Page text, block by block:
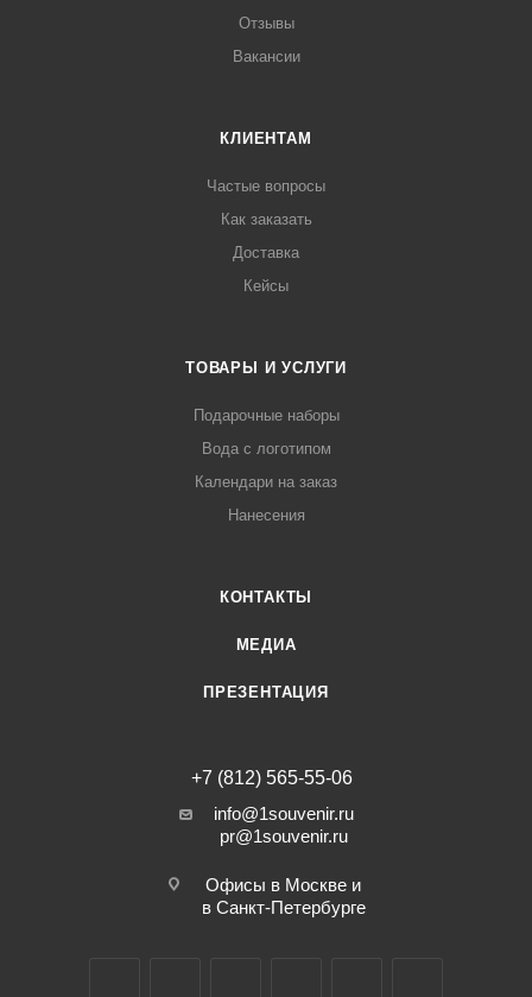
Отзывы
Вакансии
КЛИЕНТАМ
Частые вопросы
Как заказать
Доставка
Кейсы
ТОВАРЫ И УСЛУГИ
Подарочные наборы
Вода с логотипом
Календари на заказ
Нанесения
КОНТАКТЫ
МЕДИА
ПРЕЗЕНТАЦИЯ
+7 (812) 565-55-06
info@1souvenir.ru
pr@1souvenir.ru
Офисы в Москве и
в Санкт-Петербурге